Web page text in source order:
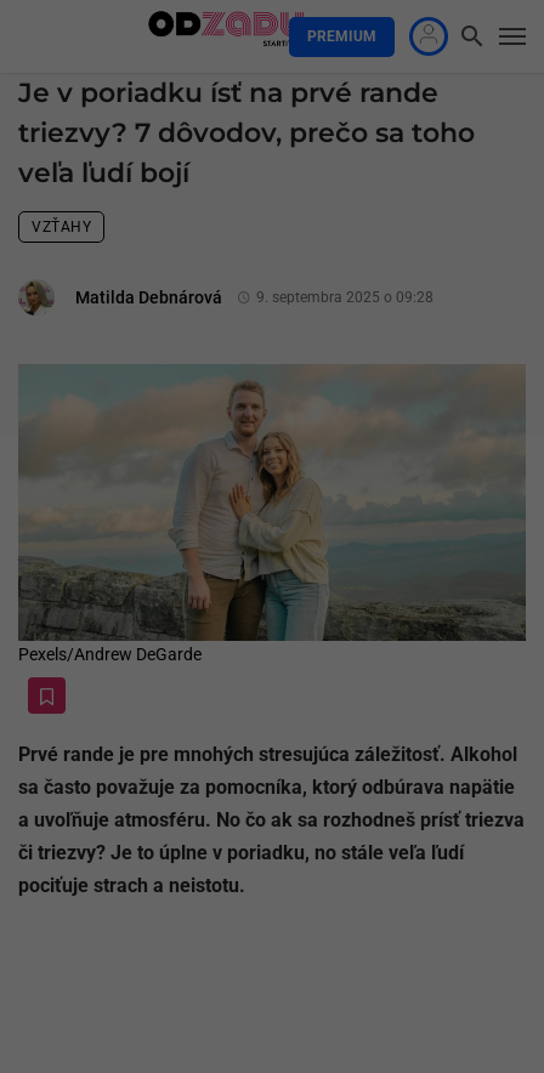
PREMIUM
Je v poriadku ísť na prvé rande
triezvy? 7 dôvodov, prečo sa toho
veľa ľudí bojí
VZŤAHY
Matilda Debnárová 9. septembra 2025 o 09:28
Pexels/Andrew DeGarde
Prvé rande je pre mnohých stresujúca záležitosť. Alkohol
sa často považuje za pomocníka, ktorý odbúrava napätie
a uvoľňuje atmosféru. No čo ak sa rozhodneš prísť triezva
či triezvy? Je to úplne v poriadku, no stále veľa ľudí
pociťuje strach a neistotu.